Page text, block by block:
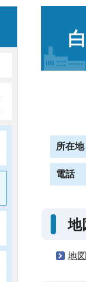
所在地
電話
地
地